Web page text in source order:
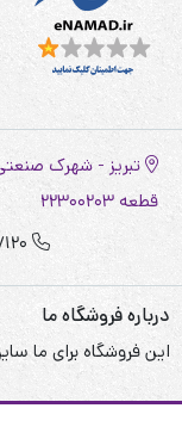
تبریز - شهرک
قطعه 22300203
درباره فروشگاه ما
این فروشگاه برای ما